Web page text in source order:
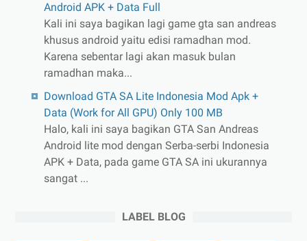
Android APK + Data Full
Kali ini saya bagikan lagi game gta san andreas
khusus android yaitu edisi ramadhan mod.
Karena sebentar lagi akan masuk bulan
ramadhan maka...
Download GTA SA Lite Indonesia Mod Apk +
Data (Work for All GPU) Only 100 MB
Halo, kali ini saya bagikan GTA San Andreas
Android lite mod dengan Serba-serbi Indonesia
APK + Data, pada game GTA SA ini ukurannya
sangat ...
LABEL BLOG